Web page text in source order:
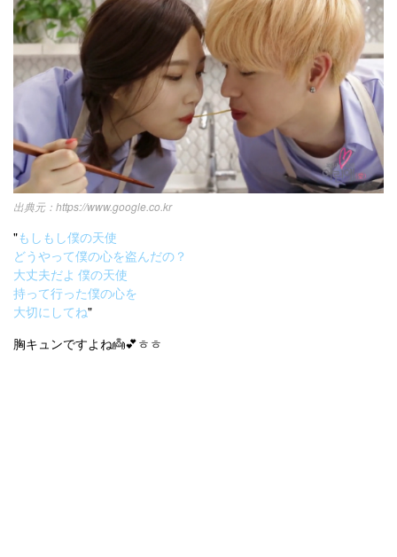
https://www.google.co.kr
"もしもし僕の天使
どうやって僕の心を盗んだの？
大丈夫だよ 僕の天使
持って行った僕の心を
大切にしてね"
胸キュンですよね👼💕ㅎㅎ